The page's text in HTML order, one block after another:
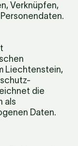
Verknüpfen,
Liechtenstein,
die
als
Daten.